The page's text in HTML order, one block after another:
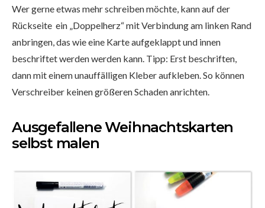
Wer gerne etwas mehr schreiben möchte, kann auf der
Rückseite ein „Doppelherz“ mit Verbindung am linken Rand
anbringen, das wie eine Karte aufgeklappt und innen
beschriftet werden werden kann. Tipp: Erst beschriften,
dann mit einem unauffälligen Kleber aufkleben. So können
Verschreiber keinen größeren Schaden anrichten.
Ausgefallene Weihnachtskarten
selbst malen